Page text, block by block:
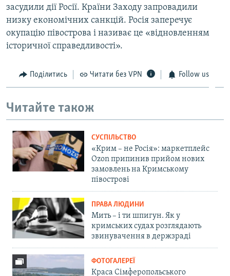
засудили дії Росії. Країни Заходу запровадили
низку економічних санкцій. Росія заперечує
окупацію півострова і називає це «відновленням
історичної справедливості».
Поділитись Читати без VPN Follow us
Читайте також
СУСПІЛЬСТВО
«Крим – не Росія»: маркетплейс
Ozon припинив прийом нових
замовлень на Кримському
півострові
ПРАВА ЛЮДИНИ
Мить – і ти шпигун. Як у
кримських судах розглядають
звинувачення в держзраді
ФОТОГАЛЕРЕЇ
Краса Сімферопольського